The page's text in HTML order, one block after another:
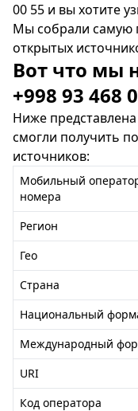
00 55 и вы хотите
Мы собрали
открытых
Вот что мы
+998 93 468
Ниже
смогли получить
источников:
Мобильный
номера
Регион
Гео
Страна
Национальный
Международный
URI
Код оператора